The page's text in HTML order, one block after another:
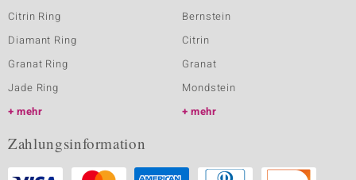
Citrin Ring
Diamant Ring
Granat Ring
Jade Ring
mehr
Bernstein
Citrin
Granat
Mondstein
mehr
Zahlungsinformation